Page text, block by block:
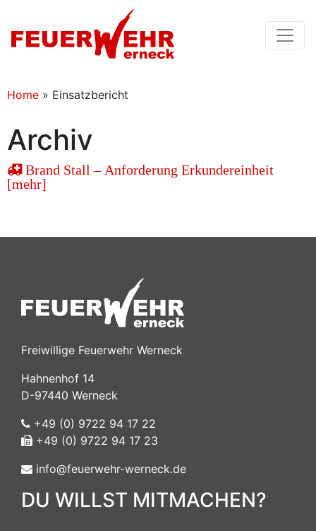
Home » Einsatzbericht
Archiv
Brand Stall – Anforderung Erkundereinheit
[mehr]
Freiwillige Feuerwehr Werneck
Hahnenhof 14
D-97440 Werneck
+49 (0) 9722 94 17 22
+49 (0) 9722 94 17 23
info@feuerwehr-werneck.de
DU WILLST MITMACHEN?